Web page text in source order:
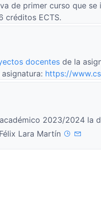
de primer curso que se
créditos ECTS.
docentes de la
https://
2023/2024 la
Lara Martín